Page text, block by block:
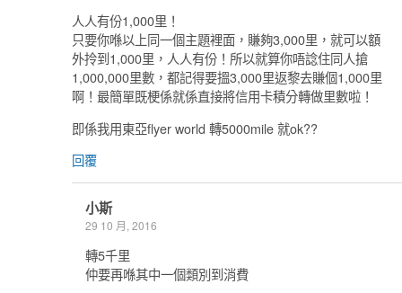
人人有份1,000里！
只要你喺以上同一個主題裡面，賺夠3,000里，就可以額
外拎到1,000里，人人有份！所以就算你唔諗住同人搶
1,000,000里數，都記得要搵3,000里返黎去賺個1,000里
啊！最簡單既梗係就係直接將信用卡積分轉做里數啦！
即係我用東亞flyer world 轉5000mile 就ok??
回覆
小斯
29 10 月, 2016
轉5千里
仲要再喺其中一個類別到消費